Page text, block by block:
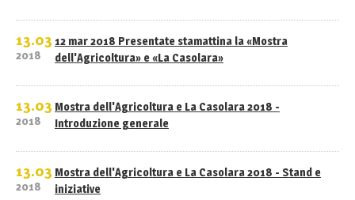
13.03
2018
12 mar 2018 Presentate stamattina la «Mostra
dell'Agricoltura» e «La Casolara»
13.03
2018
Mostra dell'Agricoltura e La Casolara 2018 -
Introduzione generale
13.03
2018
Mostra dell'Agricoltura e La Casolara 2018 - Stand e
iniziative